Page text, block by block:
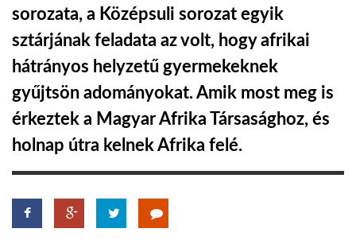
GLOBOZSARU
DOBRAVERO.HU
LATIMO.HU
GLOBOBOOK
sorozata, a Középsuli sorozat egyik
sztárjának feladata az volt, hogy afrikai
hátrányos helyzetű gyermekeknek
gyűjtsön adományokat. Amik most meg is
érkeztek a Magyar Afrika Társasághoz, és
holnap útra kelnek Afrika felé.